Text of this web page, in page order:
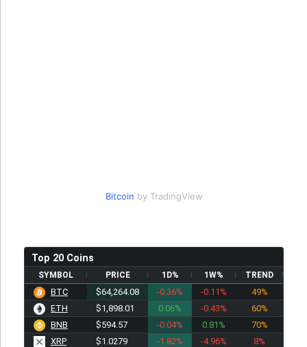
Bitcoin by TradingView
Top 20 Coins
SYMBOL PRICE 1D% 1W% TREND
BTC $64,264.08 -0.36% -0.11%
49%
ETH
$1,898.01 0.06% -0.43%
60%
BNB
$594.57 -0.04% 0.81%
70%
XRP
$1.0279 -1.82% -4.96%
8%